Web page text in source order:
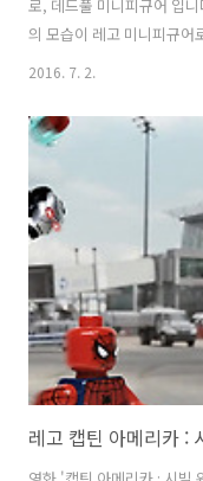
로, 데드풀 미니피규어 입
의 모습이 레고 미니피규
맨 탄생 울버린의 데드풀역
커스텀 데드풀 미니피규어
나다 출신인 용병입니다.
울버린의 힐링 팩터를 얻게
고 얼굴도 흉측하게 변하게
이 가상의 인물인 것을 깨
합니다.물론 영화에서도 이
2016. 7. 2.
레고 캡틴 아메리카 :